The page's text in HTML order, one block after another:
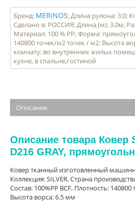
Бренд: MERINOS; Длина рулона: 3.0;
Сделано в: РОССИЯ; Длина (м): 3.0м;
Материал: 100 % PP; Форма:
140800 точек/м2 точек / м2; Высота
комнату: во внутренних жилых
кухне, в спальне,гостиной
Описание
Описание товара Ковер
D216 GRAY,
Ковер тканный изготовленный
Коллекция: SILVER, Страна
Состав: 100%PP BCF, Плотность:
Высота ворса: 6.5 мм